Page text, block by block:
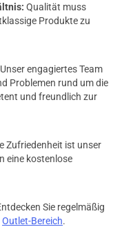
Qualität muss
Produkte zu
Unser engagiertes Team
Problemen rund um die
und freundlich zur
Zufriedenheit ist unser
eine kostenlose
Sie regelmäßig
Outlet-Bereich.